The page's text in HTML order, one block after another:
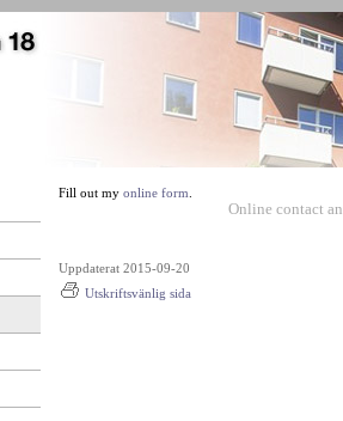
Fill out my online form
Online contact
Uppdaterat 2015-09-20
Utskriftsvänlig sida